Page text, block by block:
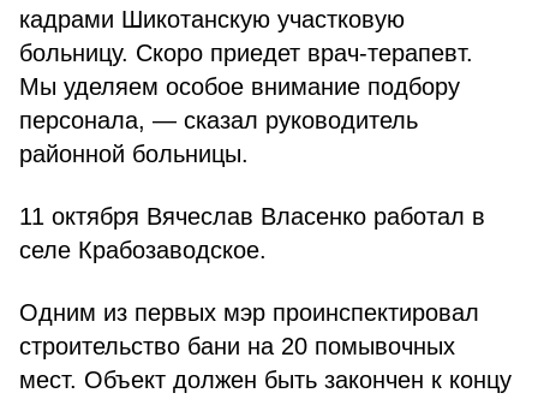
кадрами Шикотанскую участковую
больницу. Скоро приедет врач-терапевт.
Мы уделяем особое внимание подбору
персонала, — сказал руководитель
районной больницы.
11 октября Вячеслав Власенко работал в
селе Крабозаводское.
Одним из первых мэр проинспектировал
строительство бани на 20 помывочных
мест. Объект должен быть закончен к концу